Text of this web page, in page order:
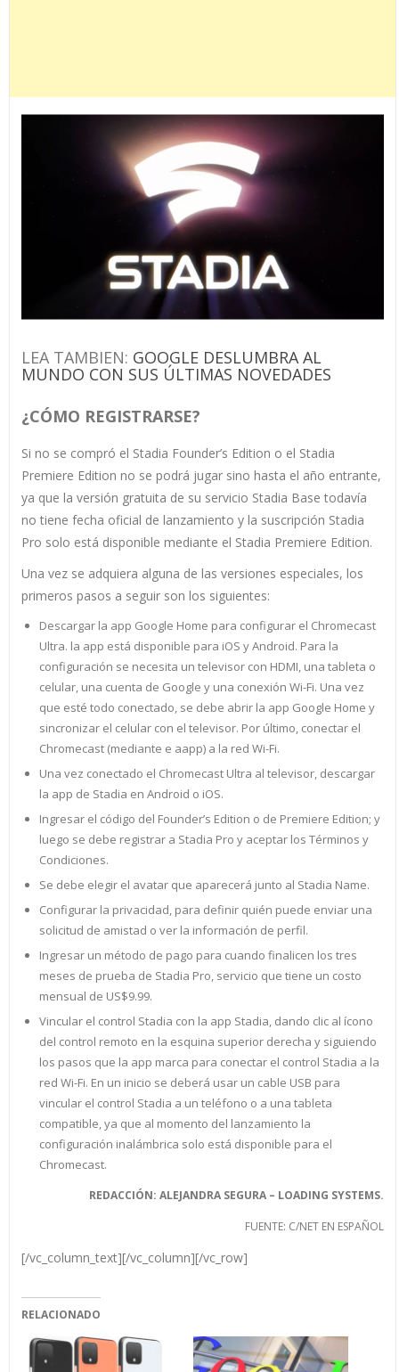
LEA TAMBIEN: GOOGLE DESLUMBRA AL
MUNDO CON SUS ÚLTIMAS NOVEDADES
¿CÓMO REGISTRARSE?
Si no se compró el Stadia Founder’s Edition o el Stadia
Premiere Edition no se podrá jugar sino hasta el año entrante,
ya que la versión gratuita de su servicio Stadia Base todavía
no tiene fecha oficial de lanzamiento y la suscripción Stadia
Pro solo está disponible mediante el Stadia Premiere Edition.
Una vez se adquiera alguna de las versiones especiales, los
primeros pasos a seguir son los siguientes:
Descargar la app Google Home para configurar el Chromecast
Ultra. la app está disponible para iOS y Android. Para la
configuración se necesita un televisor con HDMI, una tableta o
celular, una cuenta de Google y una conexión Wi-Fi. Una vez
que esté todo conectado, se debe abrir la app Google Home y
sincronizar el celular con el televisor. Por último, conectar el
Chromecast (mediante e aapp) a la red Wi-Fi.
Una vez conectado el Chromecast Ultra al televisor, descargar
la app de Stadia en Android o iOS.
Ingresar el código del Founder’s Edition o de Premiere Edition; y
luego se debe registrar a Stadia Pro y aceptar los Términos y
Condiciones.
Se debe elegir el avatar que aparecerá junto al Stadia Name.
Configurar la privacidad, para definir quién puede enviar una
solicitud de amistad o ver la información de perfil.
Ingresar un método de pago para cuando finalicen los tres
meses de prueba de Stadia Pro, servicio que tiene un costo
mensual de US$9.99.
Vincular el control Stadia con la app Stadia, dando clic al ícono
del control remoto en la esquina superior derecha y siguiendo
los pasos que la app marca para conectar el control Stadia a la
red Wi-Fi. En un inicio se deberá usar un cable USB para
vincular el control Stadia a un teléfono o a una tableta
compatible, ya que al momento del lanzamiento la
configuración inalámbrica solo está disponible para el
Chromecast.
REDACCIÓN: ALEJANDRA SEGURA – LOADING SYSTEMS.
FUENTE: C/NET EN ESPAÑOL
[/vc_column_text][/vc_column][/vc_row]
RELACIONADO